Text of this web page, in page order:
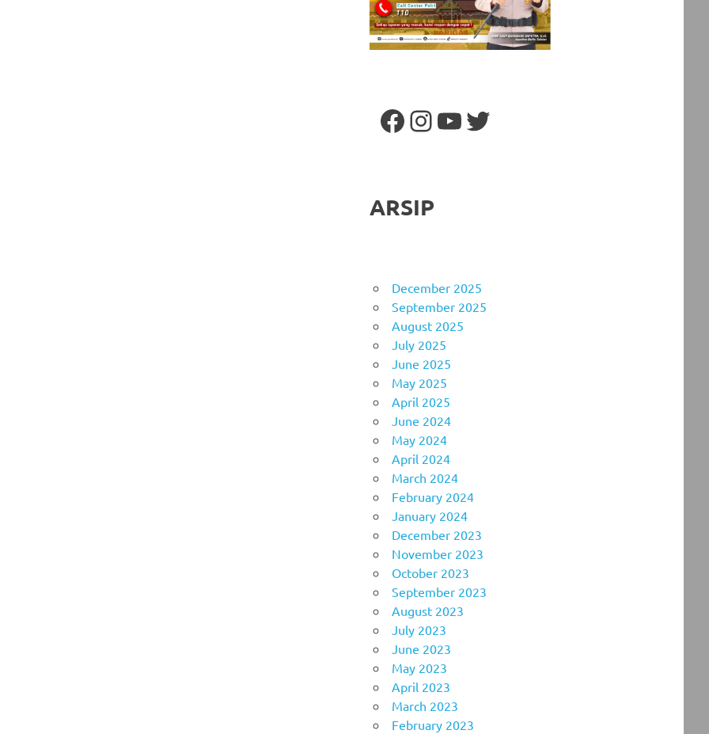
Facebook
Instagram
YouTube
Twitter
ARSIP
December 2025
September 2025
August 2025
July 2025
June 2025
May 2025
April 2025
June 2024
May 2024
April 2024
March 2024
February 2024
January 2024
December 2023
November 2023
October 2023
September 2023
August 2023
July 2023
June 2023
May 2023
April 2023
March 2023
February 2023